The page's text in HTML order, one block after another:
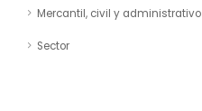
Mercantil, civil y administrativo
Sector